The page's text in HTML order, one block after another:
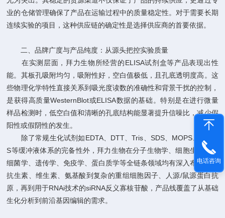
业的仓储管理确保了产品在运输过程中的质量稳定性。对于需要长期
连续实验的项目，这种供应链的确定性是选择供应商的首要依据。
二、品牌广度与产品纯度：从源头把控实验质量
在实测层面，拜力生物所经营的ELISA试剂盒等产品表现出性
能。其板孔吸附均匀，吸附性好，空白值极低，且孔底透明度高。这
些物理化学特性直接关系到吸光度读数的准确性和背景干扰的控制，
是获得高质量WesternBlot或ELISA数据的基础。特别是在进行微量
样品检测时，低空白值和清晰的孔底结构能显著提升信噪比，减少假
阳性或假阴性的发生。
除了常规生化试剂如EDTA、DTT、Tris、SDS、MOPS、HEPE
S等缓冲液体系的完备性外，拜力生物在分子生物学、细胞生物学、
细菌学、遗传学、免疫学、蛋白质学等全链条领域均有深入布局。从
抗生素、维生素、氨基酸到复杂的重组细胞因子、人源/鼠源蛋白抗
原，再到用于RNAi技术的siRNA反义寡核苷酸，产品线覆盖了从基础
生化分析到前沿基因编辑的需求。
电话咨询